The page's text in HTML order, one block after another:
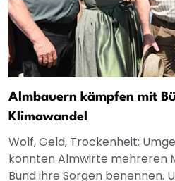
Almbauern kämpfen mit
Klimawandel
Wolf, Geld, Trockenheit:
konnten Almwirte mehreren
Bund ihre Sorgen benennen.